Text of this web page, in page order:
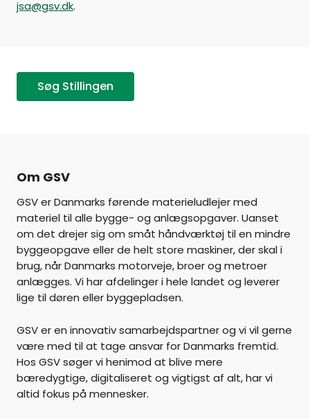
jsa@gsv.dk.
Søg Stillingen
Om GSV
GSV er Danmarks førende materieludlejer med
materiel til alle bygge- og anlægsopgaver. Uanset
om det drejer sig om småt håndværktøj til en mindre
byggeopgave eller de helt store maskiner, der skal i
brug, når Danmarks motorveje, broer og metroer
anlægges. Vi har afdelinger i hele landet og leverer
lige til døren eller byggepladsen.
GSV er en innovativ samarbejdspartner og vi vil gerne
være med til at tage ansvar for Danmarks fremtid.
Hos GSV søger vi henimod at blive mere
bæredygtige, digitaliseret og vigtigst af alt, har vi
altid fokus på mennesker.